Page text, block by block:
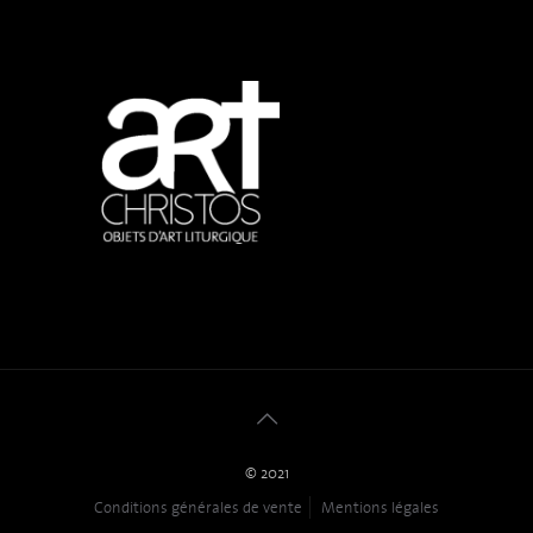
© 2021
Conditions générales de vente
Mentions légales